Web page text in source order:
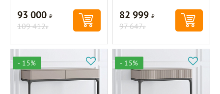
93 000Р
109 412Р
82 999Р
97 647Р
- 15% - 15%